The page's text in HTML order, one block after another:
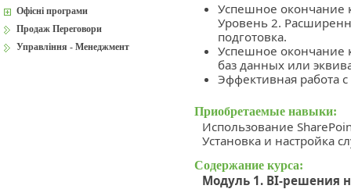
Успешное окончание
Уровень 2.
подготовка.
Успешное окончание
баз данных или
Эффективная работа
Приобретаемые навыки:
Использование
Установка и настройка
Содержание курса:
Модуль 1. BI-решения
Офісні програми
Продаж Переговори
Управління - Менеджмент